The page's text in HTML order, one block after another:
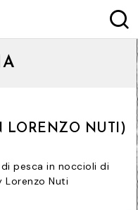
LORENZO NUTI)
pesca in noccioli di
Lorenzo Nuti